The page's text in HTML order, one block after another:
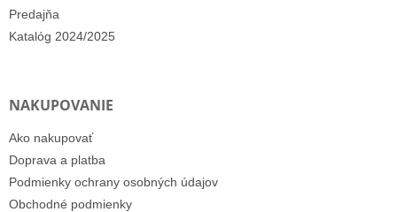
Predajňa
Katalóg 2024/2025
NAKUPOVANIE
Ako nakupovať
Doprava a platba
Podmienky ochrany osobných údajov
Obchodné podmienky